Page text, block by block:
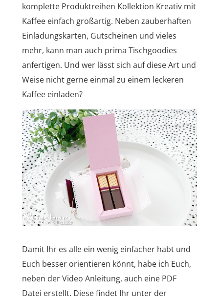
komplette Produktreihen Kollektion Kreativ mit
Kaffee einfach großartig. Neben zauberhaften
Einladungskarten, Gutscheinen und vieles
mehr, kann man auch prima Tischgoodies
anfertigen. Und wer lässt sich auf diese Art und
Weise nicht gerne einmal zu einem leckeren
Kaffee einladen?
Damit Ihr es alle ein wenig einfacher habt und
Euch besser orientieren könnt, habe ich Euch,
neben der Video Anleitung, auch eine PDF
Datei erstellt. Diese findet Ihr unter der